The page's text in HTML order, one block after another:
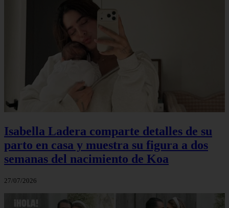
Isabella Ladera comparte detalles de su
parto en casa y muestra su figura a dos
semanas del nacimiento de Koa
27/07/2026